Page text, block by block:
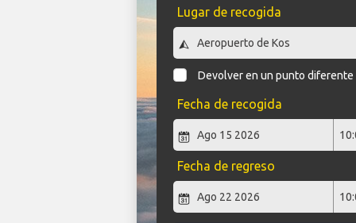
Lugar de recogida
Devolver en un punto diferente
Fecha de recogida
Fecha de regreso